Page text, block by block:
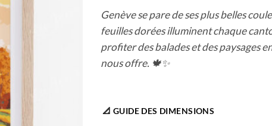
Genève se pare de ses plus belles
feuilles dorées illuminent chaque
profiter des balades et des paysages
nous offre. 🍁✨
📐 GUIDE DES DIMENSIONS